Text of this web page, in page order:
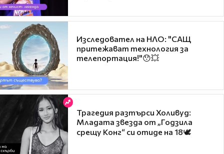
Изследовател на НЛО: "САЩ
притежават технология за
телепортация!"😯💥
Трагедия разтърси Холивуд:
Младата звезда от „Годзила
срещу Конг“ си отиде на 18🕊️